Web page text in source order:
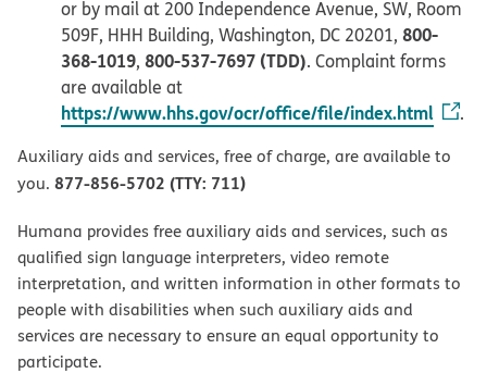
or by mail at 200 Independence Avenue, SW, Room
509F, HHH Building, Washington, DC 20201, 800-
368-1019, 800-537-7697 (TDD). Complaint forms
are available at
https://www.hhs.gov/ocr/office/file/index.html .
Auxiliary aids and services, free of charge, are available to
you. 877-856-5702 (TTY: 711)
Humana provides free auxiliary aids and services, such as
qualified sign language interpreters, video remote
interpretation, and written information in other formats to
people with disabilities when such auxiliary aids and
services are necessary to ensure an equal opportunity to
participate.